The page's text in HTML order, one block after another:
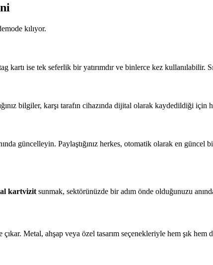
kılıyor.
ise tek seferlik bir yatırımdır ve binlerce kez kullanılabilir.
bilgiler, karşı tarafın cihazında dijital olarak kaydedildiği için
güncelleyin. Paylaştığınız herkes, otomatik olarak en güncel
kartvizit sunmak, sektörünüzde bir adım önde olduğunuzu
Metal, ahşap veya özel tasarım seçenekleriyle hem şık hem